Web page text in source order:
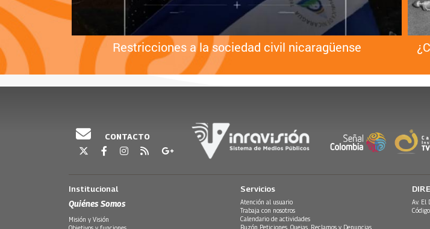
Restricciones a la sociedad civil nicaragüense
CONTACTO
Institucional
Quiénes Somos
Misión y Visión
Servicios
Atención al usuario
Trabaja con nosotros
Calendario de actividades
Buzón Peticiones, Quejas, Reclamos y Denuncias
Av. El